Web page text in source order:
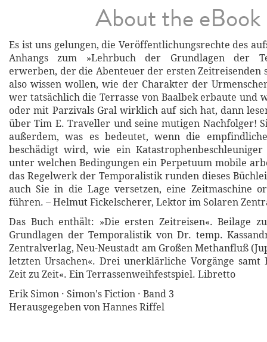
About the eBook
Es ist uns gelungen, die Veröffentlichungsrechte des
Anhangs zum »Lehrbuch der Grundlagen der
erwerben, der die Abenteuer der ersten Zeitreisenden
also wissen wollen, wie der Charakter der
wer tatsächlich die Terrasse von Baalbek erbaute und
oder mit Parzivals Gral wirklich auf sich hat, dann
über Tim E. Traveller und seine mutigen Nachfolger!
außerdem, was es bedeutet, wenn die
beschädigt wird, wie ein
unter welchen Bedingungen ein Perpetuum mobile
das Regelwerk der Temporalistik runden dieses
auch Sie in die Lage versetzen, eine Zeitmaschine
führen. – Helmut Fickelscherer, Lektor im Solaren
Das Buch enthält: »Die ersten Zeitreisen«. Beilage
Grundlagen der Temporalistik von Dr. temp.
Zentralverlag, Neu-Neustadt am Großen ­Methanfluß
letzten Ursachen«. Drei unerklärliche Vorgänge
Zeit zu Zeit«. Ein Terrassenweihfestspiel. Libretto
Erik Simon · Simon's Fiction · Band 3
Herausgegeben von Hannes Riffel